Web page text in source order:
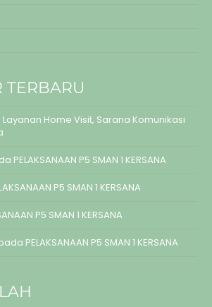
TERBARU
Layanan Home Visit, Sarana Komunikasi
PELAKSANAAN P5 SMAN 1 KERSANA
P5 SMAN 1 KERSANA
P5 SMAN 1 KERSANA
PELAKSANAAN P5 SMAN 1 KERSANA